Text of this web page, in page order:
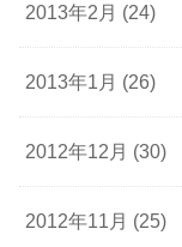
2013年2月 (24)
2013年1月 (26)
2012年12月 (30)
2012年11月 (25)